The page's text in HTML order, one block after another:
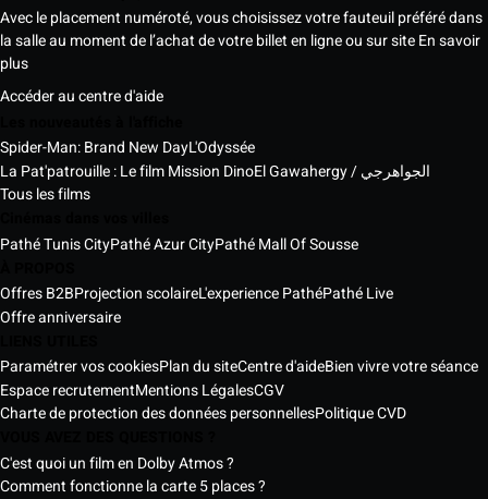
Avec le placement numéroté, vous choisissez votre fauteuil préféré dans
la salle au moment de l’achat de votre billet en ligne ou sur siteEn savoir
plus
Accéder au centre d'aide
Spider-Man: Brand New DayL'Odyssée
La Pat'patrouille : Le film Mission Dino
El Gawahergy / الجواهرجي
Tous les films
Pathé Tunis CityPathé Azur CityPathé Mall Of Sousse
Offres B2BProjection scolaireL'experience PathéPathé Live
Offre anniversaire
Paramétrer vos cookiesPlan du siteCentre d'aideBien vivre votre séance
Espace recrutementMentions LégalesCGV
Charte de protection des données personnellesPolitique CVD
C'est quoi un film en Dolby Atmos ?
Comment fonctionne la carte 5 places ?